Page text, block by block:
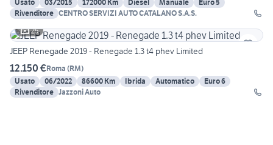
Usato
03/2015 172000 Km Diesel Manuale
Euro 5
Rivenditore CENTRO SERVIZI AUTO CATALANO S.A.S.
25
JEEP Renegade 2019 - Renegade 1.3 t4 phev Limited
12.150 €Roma (RM)
Usato
06/2022 86600 Km Ibrida Automatico
Euro 6
Rivenditore Jazzoni Auto